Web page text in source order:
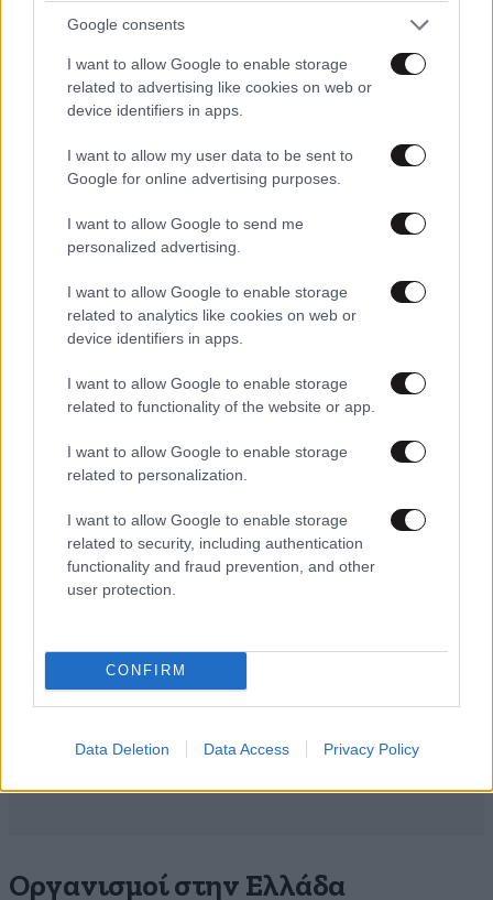
Google consents
I want to allow Google to enable storage
related to advertising like cookies on web or
device identifiers in apps.
I want to allow my user data to be sent to
Google for online advertising purposes.
I want to allow Google to send me
personalized advertising.
I want to allow Google to enable storage
related to analytics like cookies on web or
device identifiers in apps.
I want to allow Google to enable storage
related to functionality of the website or app.
I want to allow Google to enable storage
related to personalization.
I want to allow Google to enable storage
related to security, including authentication
functionality and fraud prevention, and other
user protection.
CONFIRM
Data Deletion Data Access Privacy Policy
δεδομένων, έως εφαρμογές συναλλαγών που πρέπει
να ανταποκρίνονται γρήγορα στις διακυμάνσεις της
αγοράς, έως διαδραστικές εμπειρίες ζωντανών
εκδηλώσεων και gaming. Ανυπομονούμε να δούμε τι
Οργανισμοί στην Ελλάδα